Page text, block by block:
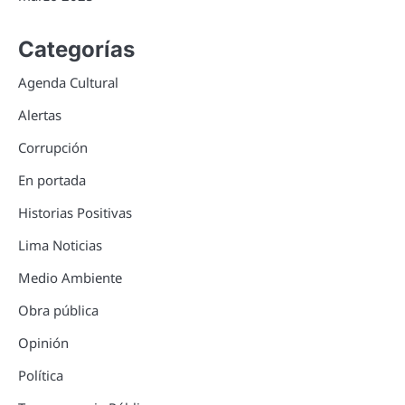
Categorías
Agenda Cultural
Alertas
Corrupción
En portada
Historias Positivas
Lima Noticias
Medio Ambiente
Obra pública
Opinión
Política